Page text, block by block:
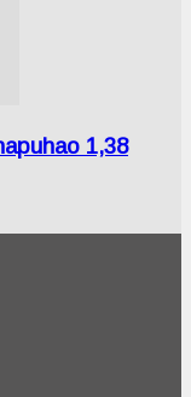
1,38